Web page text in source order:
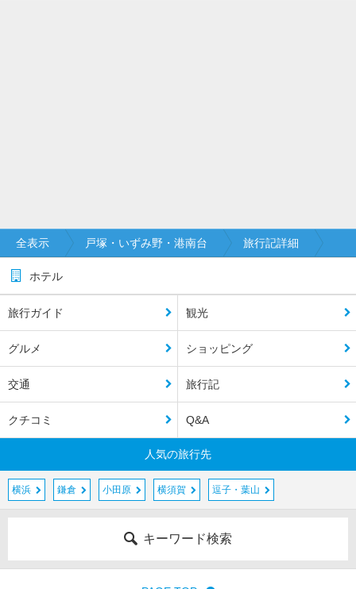
全表示 戸塚・いずみ野・港南台 旅行記詳細
ホテル
旅行ガイド 観光
グルメ ショッピング
交通 旅行記
クチコミ Q&A
人気の旅行先
横浜 鎌倉 小田原 横須賀 逗子・葉山
キーワード検索